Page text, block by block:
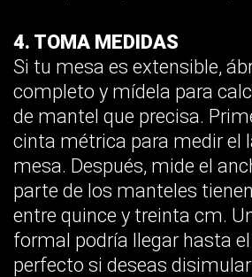
4. TOMA MEDIDAS
Si tu mesa es extensible,
completo y mídela para
de mantel que precisa.
cinta métrica para medir el
mesa. Después, mide el
parte de los manteles
entre quince y treinta cm.
formal podría llegar hasta el
perfecto si deseas